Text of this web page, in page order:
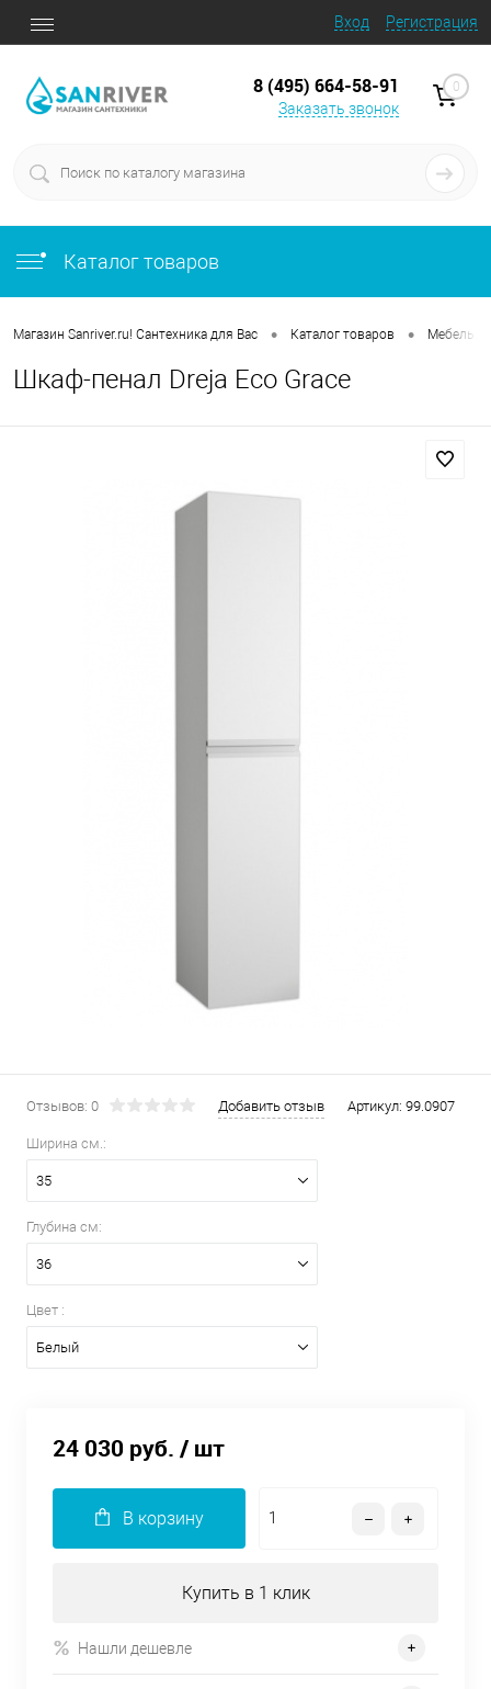
Вход Регистрация
8 (495) 664-58-91
Заказать звонок
0
Каталог товаров
Магазин Sanriver.ru! Сантехника для Вас • Каталог товаров • Мебель
Шкаф-пенал Dreja Eco Grace
Отзывов: 0 Добавить отзыв Артикул: 99.0907
Ширина см.:
35
Глубина см:
36
Цвет :
Белый
24 030 руб. / шт
В корзину
Купить в 1 клик
Нашли дешевле